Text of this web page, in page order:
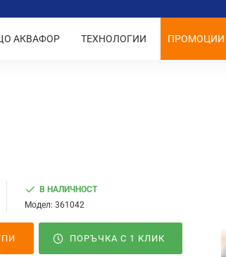
АКВАФОР ТЕХНОЛОГИИ ПРОМОЦИИ
В НАЛИЧНОСТ
Модел: 361042
ПОРЪЧКА С 1 КЛИК